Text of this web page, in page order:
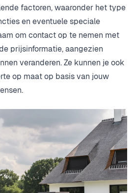
factoren, waaronder het type
en eventuele speciale
om contact op te nemen met
prijsinformatie, aangezien
veranderen. Ze kunnen je ook
op maat op basis van jouw